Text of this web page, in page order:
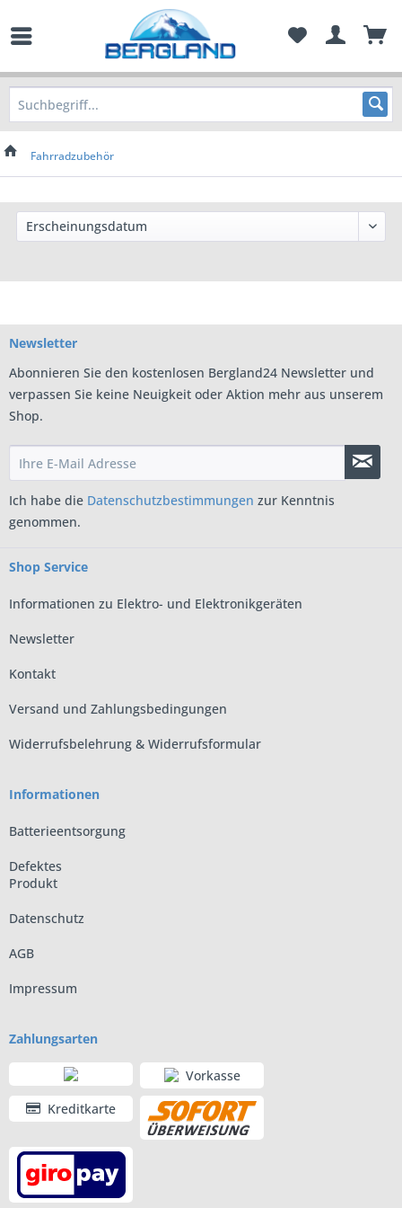
Fahrradzubehör
Newsletter
Abonnieren Sie den kostenlosen Bergland24 Newsletter und
verpassen Sie keine Neuigkeit oder Aktion mehr aus unserem
Shop.
Ich habe die Datenschutzbestimmungen zur Kenntnis
genommen.
Shop Service
Informationen zu Elektro- und Elektronikgeräten
Newsletter
Kontakt
Versand und Zahlungsbedingungen
Widerrufsbelehrung & Widerrufsformular
Informationen
Batterieentsorgung
Defektes
Produkt
Datenschutz
AGB
Impressum
Zahlungsarten
Vorkasse
Kreditkarte